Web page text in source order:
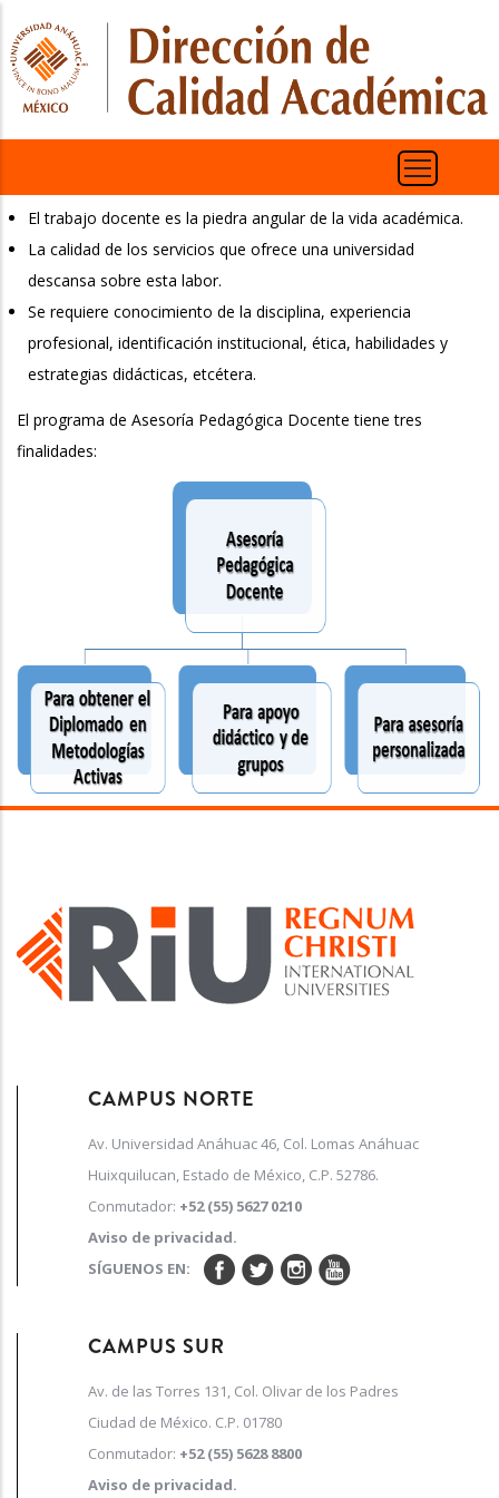
contenido
principal
El trabajo docente es la piedra angular de la vida académica.
La calidad de los servicios que ofrece una universidad
descansa sobre esta labor.
Se requiere conocimiento de la disciplina, experiencia
profesional, identificación institucional, ética, habilidades y
estrategias didácticas, etcétera.
El programa de Asesoría Pedagógica Docente tiene tres
finalidades:
CAMPUS NORTE
Av. Universidad Anáhuac 46, Col. Lomas Anáhuac
Huixquilucan, Estado de México, C.P. 52786.
Conmutador: +52 (55) 5627 0210
Aviso de privacidad.
SÍGUENOS EN:
CAMPUS SUR
Av. de las Torres 131, Col. Olivar de los Padres
Ciudad de México. C.P. 01780
Conmutador: +52 (55) 5628 8800
Aviso de privacidad.